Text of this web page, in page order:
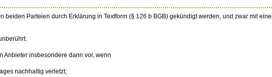
beiden Parteien durch Erklärung in Textform (§ 126 b BGB) gekündigt werden, und zwar mit
Anbieter insbesondere dann vor, wenn
nachhaltig verletzt;